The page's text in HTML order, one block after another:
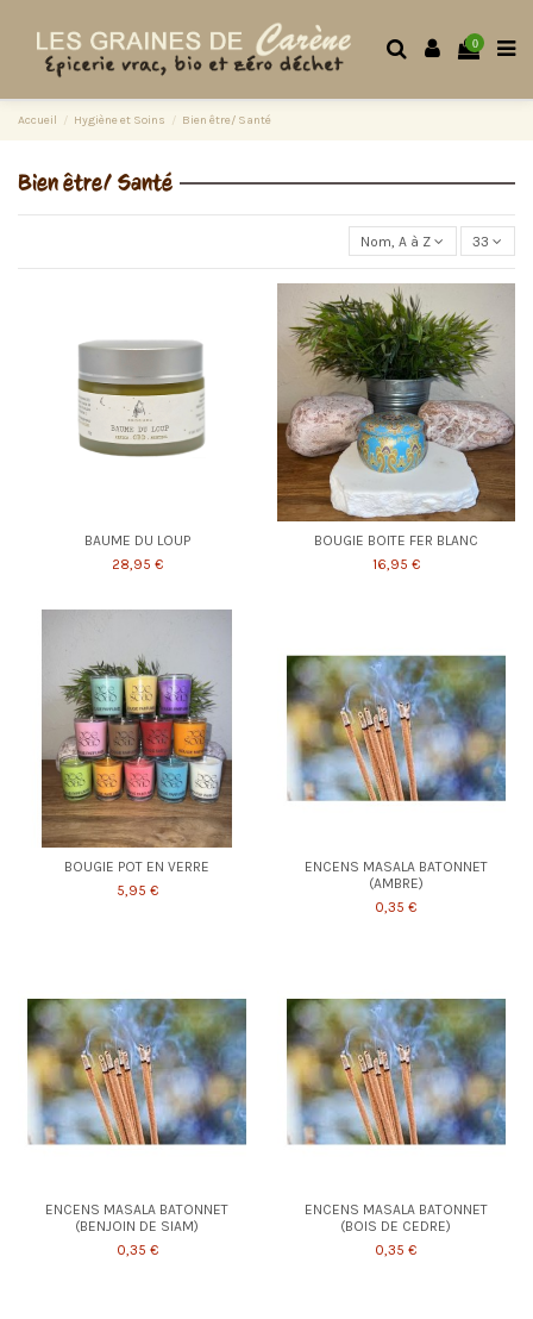
0
Accueil Hygiène et Soins Bien être/ Santé
Bien être/ Santé
Nom, A à Z 33
BAUME DU LOUP
28,95 €
BOUGIE BOITE FER BLANC
16,95 €
BOUGIE POT EN VERRE
5,95 €
ENCENS MASALA BATONNET
(AMBRE)
0,35 €
ENCENS MASALA BATONNET
(BENJOIN DE SIAM)
0,35 €
ENCENS MASALA BATONNET
(BOIS DE CEDRE)
0,35 €